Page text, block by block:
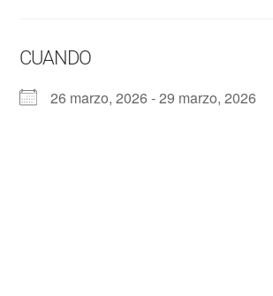
CUANDO
26 marzo, 2026 - 29 marzo, 2026